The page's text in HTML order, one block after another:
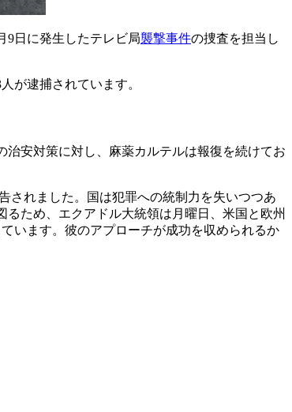
9日に発生したテレビ局襲撃事件の捜査を担当し
が逮捕されています。
安対策に対し、麻薬カルテルは報復を続けてお
されました。国は犯罪への統制力を失いつつあ
ため、エクアドル大統領は月曜日、米国と欧州
います。彼のアプローチが成功を収められるか